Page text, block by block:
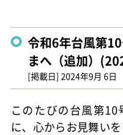
令和6年台風第
まへ（追加）
[掲載日] 2024年9月 6日
このたびの台風第
に、心からお見舞いを